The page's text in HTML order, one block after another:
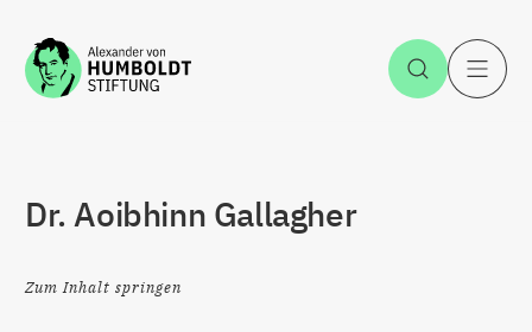
Zum Inhalt springen Suche
Dr. Aoibhinn Gallagher
Zum Inhalt springen